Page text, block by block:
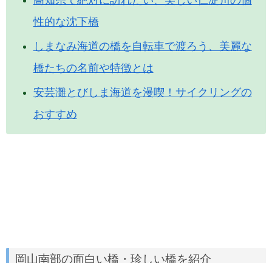
性的な沈下橋
しまなみ海道の橋を自転車で渡ろう、美麗な
橋たちの名前や特徴とは
安芸灘とびしま海道を漫喫！サイクリングの
おすすめ
岡山南部の面白い橋・珍しい橋を紹介